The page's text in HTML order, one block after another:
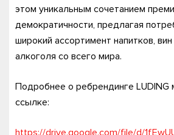
этом уникальным сочетанием
демократичности, предлагая
широкий ассортимент напитков,
алкоголя со всего мира.
Подробнее о ребрендинге LUDING
ссылке:
https://drive.google.com/file/d/